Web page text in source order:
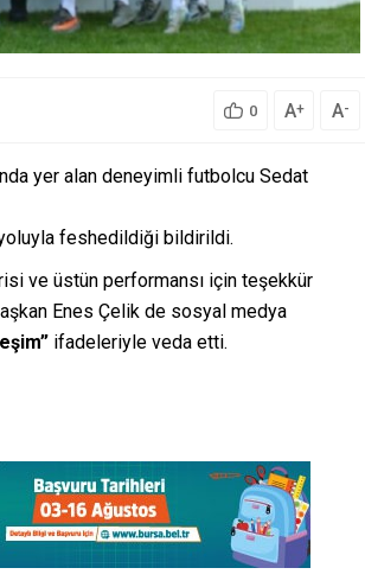
0 A+ A-
yer alan deneyimli futbolcu Sedat
yoluyla feshedildiği bildirildi.
ve üstün performansı için teşekkür
Enes Çelik de sosyal medya
ifadeleriyle veda etti.